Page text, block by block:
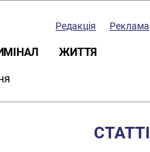
Редакція Реклама
ЖИТТЯ
СТАТТІ